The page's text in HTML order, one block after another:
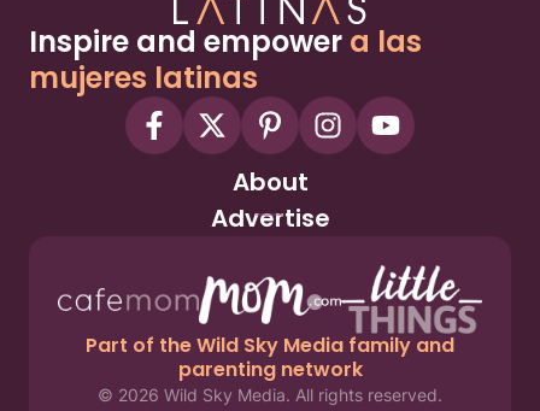
Inspire and empower a las
mujeres latinas
About
Advertise
Part of the Wild Sky Media family and
parenting network
© 2026 Wild Sky Media. All rights reserved.